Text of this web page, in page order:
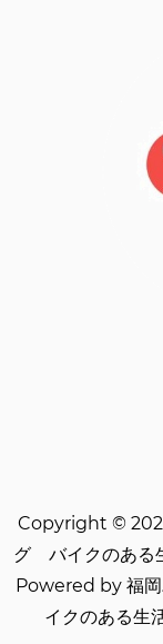
Copyright ©
グ バイクのある
Powered by 福
イクのある